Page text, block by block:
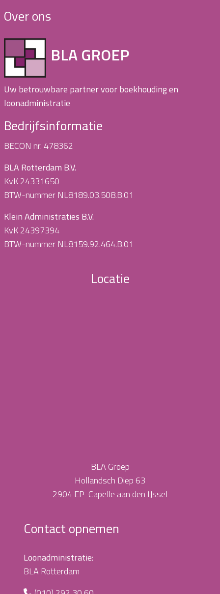
Over ons
BLA GROEP
Uw betrouwbare partner voor boekhouding en
loonadministratie
Bedrijfsinformatie
BECON nr. 478362
BLA Rotterdam B.V.
KvK 24331650
BTW-nummer NL8189.03.508.B.01
Klein Administraties B.V.
KvK 24397394
BTW-nummer NL8159.92.464.B.01
Locatie
BLA Groep
Hollandsch Diep 63
2904 EP Capelle aan den IJssel
Contact opnemen
Loonadministratie:
BLA Rotterdam